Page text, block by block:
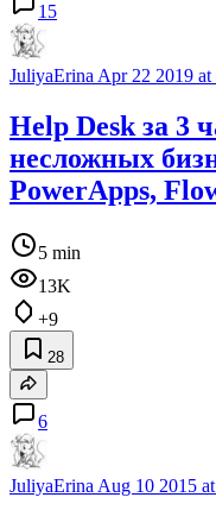
15
JuliyaErinaApr 22 2019 at
Help Desk за 3
несложных
PowerApps,
5 min
13K
+9
28
6
JuliyaErina Aug 10 2015